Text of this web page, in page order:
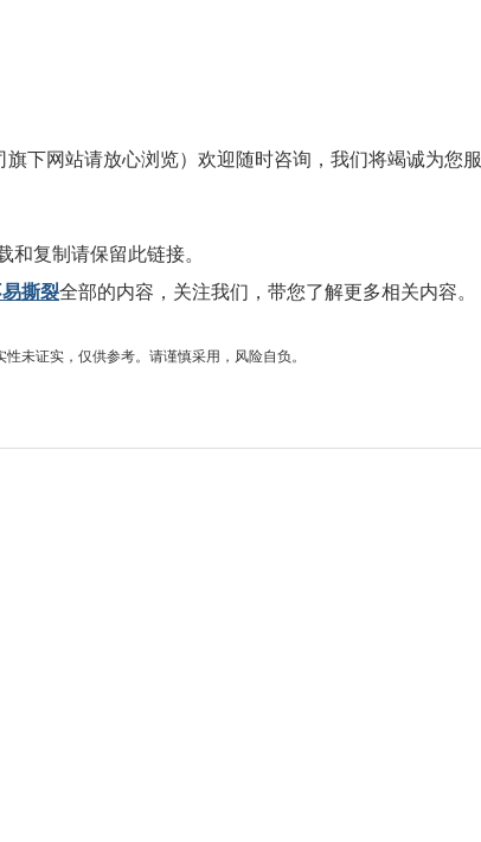
旗下网站请放心浏览）欢迎随时咨询，我们将竭诚为您服
和复制请保留此链接。
撕裂全部的内容，关注我们，带您了解更多相关内容。
未证实，仅供参考。请谨慎采用，风险自负。